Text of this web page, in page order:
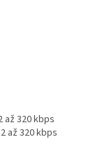
až 320 kbps
až 320 kbps